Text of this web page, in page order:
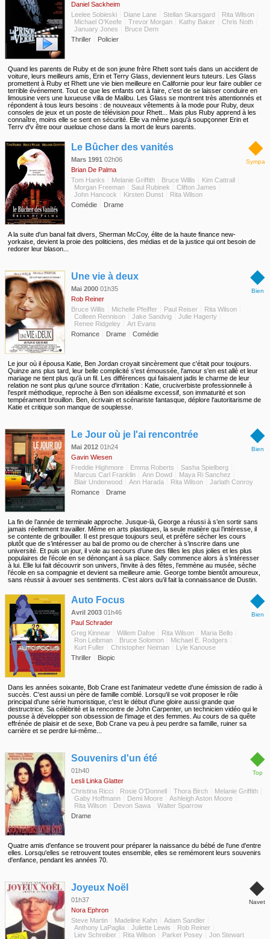
Daniel Sackheim
Leelee Sobieski
Diane Lane Stellan Skarsgard
Rita Wilson
Michael O'Keefe
Trevor Morgan Kathy Baker
Chris Noth
January Jones
Bruce Dern
Thriller
Policier
Quand les parents de Ruby et de son jeune frère Rhett sont tués dans un accident de
voiture, leurs meilleurs amis, Erin et Terry Glass, deviennent leurs tuteurs. Les Glass
promettent à Ruby et Rhett une vie bien meilleure en Californie pour leur faire oublier ce
terrible événement. Tout ce que les enfants ont à faire, c'est de se laisser conduire en
limousine vers une luxueuse villa de Malibu. Les Glass se montrent très attentionnés et
répondent à tous leurs besoins : de nouveaux vêtements à la mode pour Ruby, deux
consoles de jeux et un poste de télévision pour Rhett... Mais plus Ruby apprend à les
connaître, moins elle se sent en sécurité. Elle va même jusqu'à soupçonner Erin et
Terry d'y être pour quelque chose dans la mort de leurs parents.
◆
Sympa
Le Bûcher des vanités
Mars 1991 02h06
Brian De Palma
Tom Hanks
Melanie Griffith Bruce Willis
Kim Cattrall
Morgan Freeman
Saul Rubinek
Clifton James
John Hancock
Kirsten Dunst
Rita Wilson
Comédie
Drame
A la suite d'un banal fait divers, Sherman McCoy, élite de la haute finance new-
yorkaise, devient la proie des politiciens, des médias et de la justice qui ont besoin de
redorer leur blason...
◆
Bien
Une vie à deux
Mai 2000 01h35
Rob Reiner
Bruce Willis
Michelle Pfeiffer Paul Reiser
Rita Wilson
Colleen Rennison
Jake Sandvig
Julie Hagerty
Renee Ridgeley
Art Evans
Romance
Drame Comédie
Le jour où il épousa Katie, Ben Jordan croyait sincèrement que c'était pour toujours.
Quinze ans plus tard, leur belle complicité s'est émoussée, l'amour s'en est allé et leur
mariage ne tient plus qu'à un fil. Les différences qui faisaient jadis le charme de leur
relation ne sont plus qu'une source d'irritation : Katie, cruciverbiste professionnelle à
l'esprit méthodique, reproche à Ben son idéalisme excessif, son immaturité et son
tempérament brouillon. Ben, écrivain et scénariste fantasque, déplore l'autoritarisme de
Katie et critique son manque de souplesse.
◆
Bien
Le Jour où je l'ai rencontrée
Mai 2012 01h24
Gavin Wiesen
Freddie Highmore
Emma Roberts
Sasha Spielberg
Marcus Carl Franklin
Ann Dowd
Maya Ri Sanchez
Blair Underwood
Ann Harada Rita Wilson
Jarlath Conroy
Romance
Drame
La fin de l’année de terminale approche. Jusque-là, George a réussi à s’en sortir sans
jamais réellement travailler. Même en arts plastiques, la seule matière qui l’intéresse, il
se contente de gribouiller. Il est presque toujours seul, et préfère sécher les cours
plutôt que de s’intéresser au bal de promo ou de chercher à s’inscrire dans une
université. Et puis un jour, il vole au secours d’une des filles les plus jolies et les plus
populaires de l’école en se dénonçant à sa place. Sally commence alors à s’intéresser
à lui. Elle lui fait découvrir son univers, l’invite à des fêtes, l’emmène au musée, sèche
l’école en sa compagnie et devient sa meilleure amie. George tombe bientôt amoureux,
sans réussir à avouer ses sentiments. C’est alors qu’il fait la connaissance de Dustin,
comme sa muse. Sally offre à George un refuge face à la médiocrité du lycée et à
l’insécurité de son foyer. Mais tandis que la fin de l’année se profile, le proviseur lance
un ultimatum au jeune homme : soit il fait en trois semaines les devoirs qu’il n’a jamais
faits de toute l’année, soit il n’aura pas son diplôme. Pour George, le monde s’écroule,
et cette fois, son talent pour s’en sortir sans rien faire ne suffira pas…
◆
Bien
Auto Focus
Avril 2003 01h46
Paul Schrader
Greg Kinnear
Willem Dafoe Rita Wilson
Maria Bello
Ron Leibman
Bruce Solomon
Michael E. Rodgers
Kurt Fuller
Christopher Neiman
Lyle Kanouse
Thriller
Biopic
Dans les années soixante, Bob Crane est l'animateur vedette d'une émission de radio à
succès. C'est aussi un père de famille comblé. Lorsqu'il se voit proposer le rôle
principal d'une série humoristique, c'est le début d'une gloire aussi grande que
destructrice. Sa célébrité et la rencontre de John Carpenter, un technicien vidéo qui le
pousse à développer son obsession de l'image et des femmes. Au cours de sa quête
effrénée de plaisir et de sexe, Bob Crane va peu à peu perdre sa famille, ruiner sa
carrière et se perdre lui-même...
◆
Top
Souvenirs d'un été
01h40
Lesli Linka Glatter
Christina Ricci
Rosie O'Donnell Thora Birch
Melanie Griffith
Gaby Hoffmann
Demi Moore
Ashleigh Aston Moore
Rita Wilson
Devon Sawa
Walter Sparrow
Drame
Quatre amis d'enfance se trouvent pour préparer la naissance du bébé de l'une d'entre
elles. Lorsqu'elles se retrouvent toutes ensemble, elles se remémorent leurs souvenirs
d'enfance, pendant les années 70.
◆
Navet
Joyeux Noël
01h37
Nora Ephron
Steve Martin
Madeline Kahn
Adam Sandler
Anthony LaPaglia
Juliette Lewis
Rob Reiner
Liev Schreiber
Rita Wilson Parker Posey
Jon Stewart